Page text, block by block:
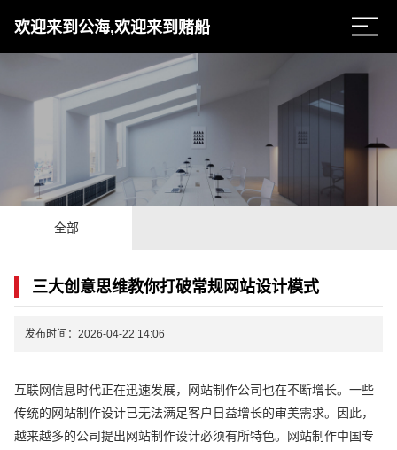
欢迎来到公海,欢迎来到赌船
全部
三大创意思维教你打破常规网站设计模式
发布时间：2026-04-22 14:06
互联网信息时代正在迅速发展，网站制作公司也在不断增长。一些
传统的网站制作设计已无法满足客户日益增长的审美需求。因此，
越来越多的公司提出网站制作设计必须有所特色。网站制作中国专